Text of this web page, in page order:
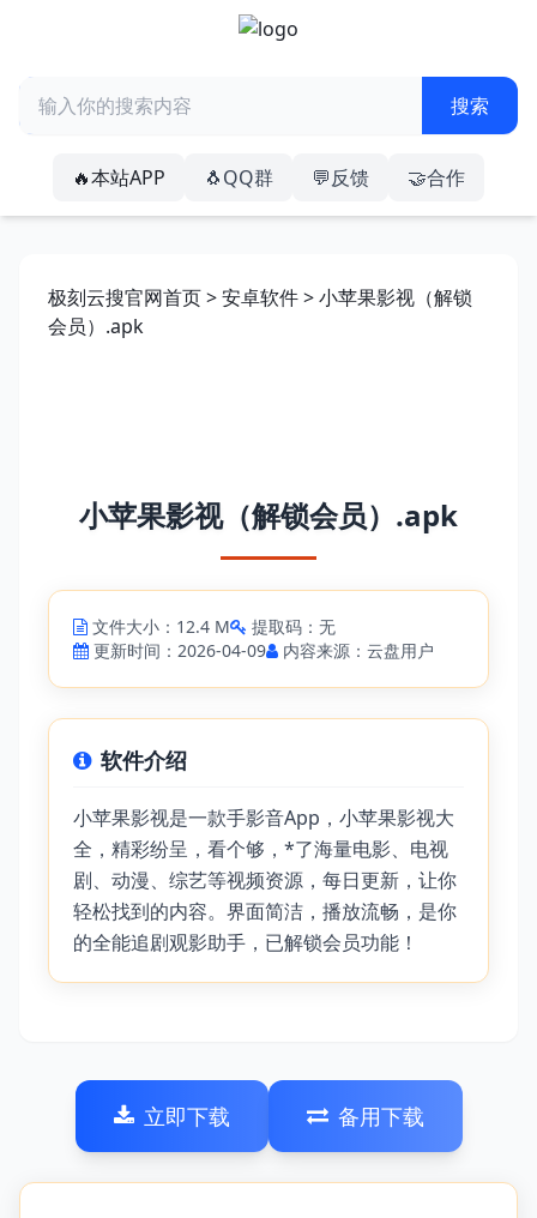
🔥本站APP 🐧QQ群 💬反馈 🤝合作
极刻云搜官网首页>安卓软件> 小苹果影视（解锁
会员）.apk
小苹果影视（解锁会员）.apk
文件大小：12.4 M
提取码：无
更新时间：2026-04-09
内容来源：云盘用户
软件介绍
小苹果影视是一款手影音App，小苹果影视大
全，精彩纷呈，看个够，*了海量电影、电视
剧、动漫、综艺等视频资源，每日更新，让你
轻松找到的内容。界面简洁，播放流畅，是你
的全能追剧观影助手，已解锁会员功能！
立即下载 备用下载